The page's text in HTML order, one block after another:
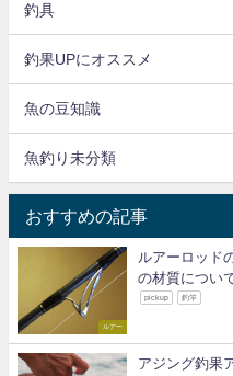
釣具
釣果UPにオススメ
魚の豆知識
魚釣り未分類
おすすめの記事
ルアー
ルアーロッド
の材質につい
pickup 釣竿
アジング釣果